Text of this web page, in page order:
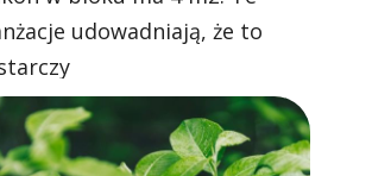
udowadniają, że to